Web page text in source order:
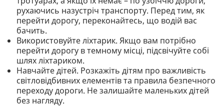
рухаючись назустріч транспорту. Перед тим, як
перейти дорогу, переконайтесь, що водій вас
бачить.
Використовуйте ліхтарик. Якщо вам потрібно
перейти дорогу в темному місці, підсвічуйте собі
шлях ліхтариком.
Навчайте дітей. Розкажіть дітям про важливість
світловідбивних елементів та правила безпечного
переходу дороги. Не залишайте маленьких дітей
без нагляду.